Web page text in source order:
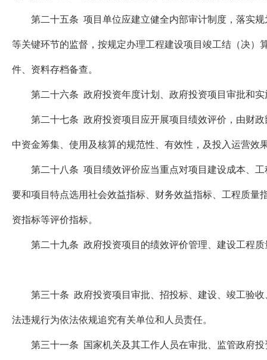
第二十五条 项目单位应建立健全内部审计制度，落实规
等关键环节的监督，按规定办理工程建设项目竣工结（决
件、资料存档备查。
第二十六条 政府投资年度计划、政府投资项目审批和实
第二十七条 政府投资项目应开展项目绩效评价，由财政
中资金筹集、使用及核算的规范性、有效性，及投入运营效
第二十八条 项目绩效评价应当重点对项目建设成本、工
要和项目特点选用社会效益指标、财务效益指标、工程质
资指标等评价指标。
第二十九条 政府投资项目的绩效评价管理、建设工程质
第三十条 政府投资项目审批、招投标、建设、竣工验收
法违规行为依法依规追究有关单位和人员责任。
第三十一条 国家机关及其工作人员在审批、监管政府投